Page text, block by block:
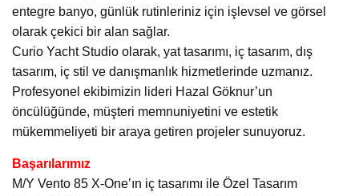
entegre banyo, günlük rutinleriniz için işlevsel ve görsel
olarak çekici bir alan sağlar.
Curio Yacht Studio olarak, yat tasarımı, iç tasarım, dış
tasarım, iç stil ve danışmanlık hizmetlerinde uzmanız.
Profesyonel ekibimizin lideri Hazal Göknur’un
öncülüğünde, müşteri memnuniyetini ve estetik
mükemmeliyeti bir araya getiren projeler sunuyoruz.
Başarılarımız
M/Y Vento 85 X-One’ın iç tasarımı ile Özel Tasarım